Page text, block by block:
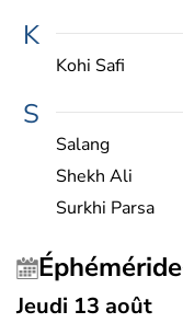
K
Kohi Safi
S
Salang
Shekh Ali
Surkhi Parsa
Éphéméride
Jeudi 13 août